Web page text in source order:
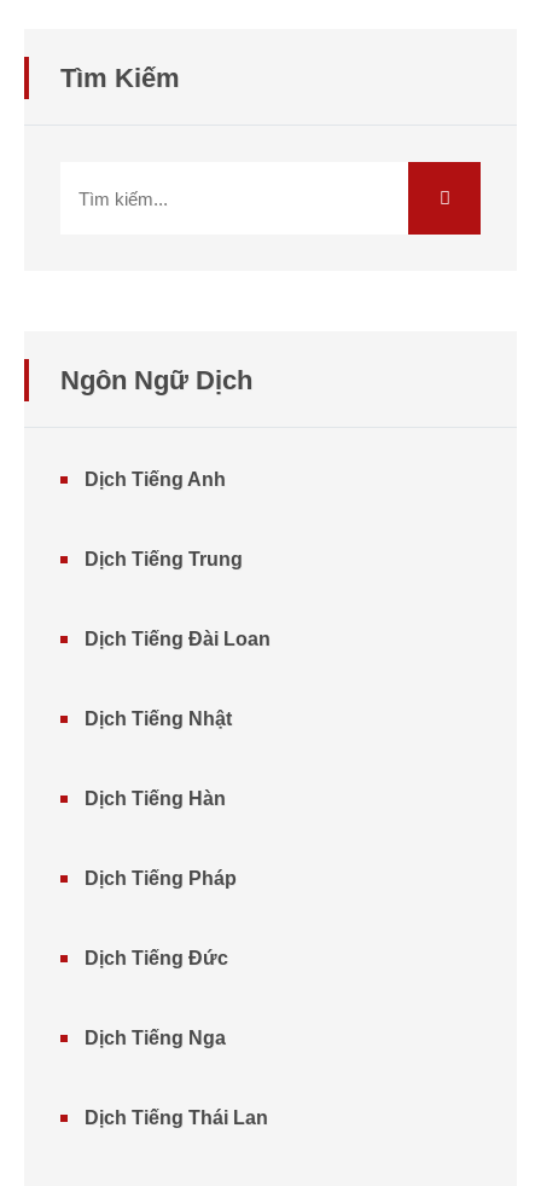
Tìm Kiếm
Ngôn Ngữ Dịch
Dịch Tiếng Anh
Dịch Tiếng Trung
Dịch Tiếng Đài Loan
Dịch Tiếng Nhật
Dịch Tiếng Hàn
Dịch Tiếng Pháp
Dịch Tiếng Đức
Dịch Tiếng Nga
Dịch Tiếng Thái Lan